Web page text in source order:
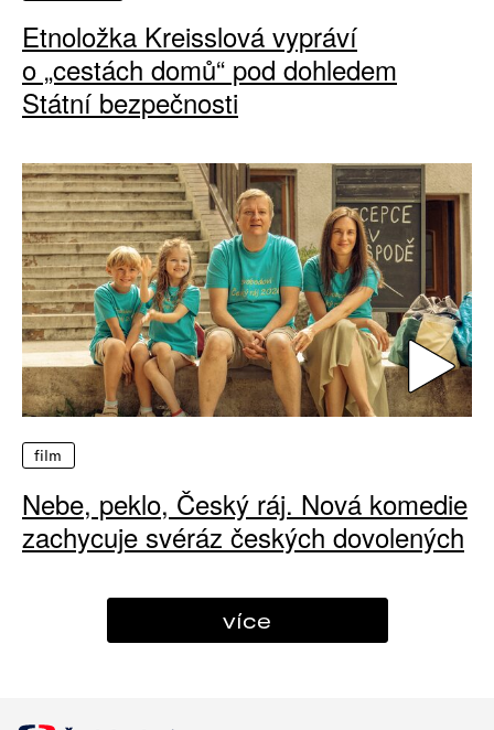
Etnoložka Kreisslová vypráví
o „cestách domů“ pod dohledem
Státní bezpečnosti
film
Nebe, peklo, Český ráj. Nová komedie
zachycuje svéráz českých dovolených
více